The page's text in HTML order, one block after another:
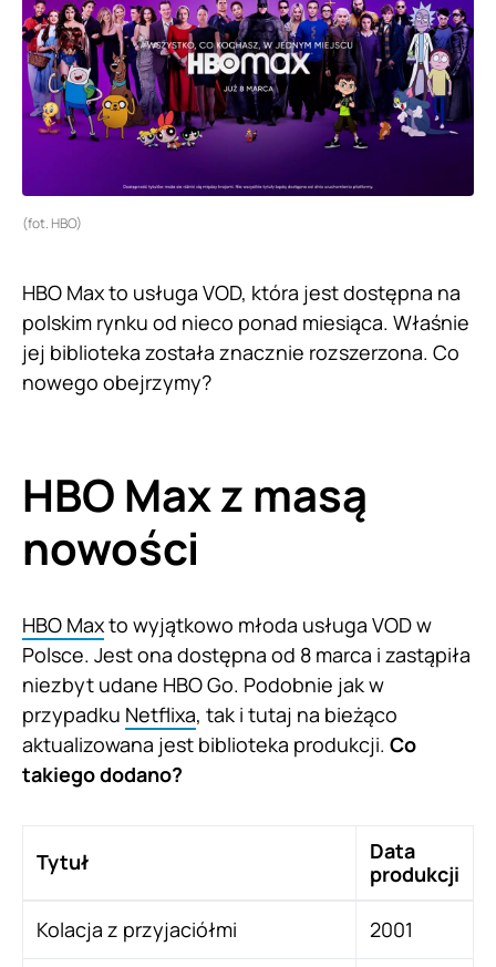
(fot. HBO)
HBO Max to usługa VOD, która jest dostępna na
polskim rynku od nieco ponad miesiąca. Właśnie
jej biblioteka została znacznie rozszerzona. Co
nowego obejrzymy?
HBO Max z masą
nowości
HBO Maxto wyjątkowo młoda usługa VOD w
Polsce. Jest ona dostępna od 8 marca i zastąpiła
niezbyt udane HBO Go. Podobnie jak w
przypadku Netflixa, tak i tutaj na bieżąco
aktualizowana jest biblioteka produkcji. Co
takiego dodano?
Tytuł
Data
produkcji
Kolacja z przyjaciółmi 2001